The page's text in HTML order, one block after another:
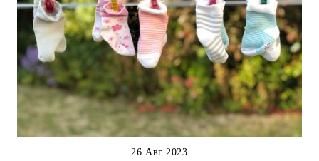
26 Авг 2023